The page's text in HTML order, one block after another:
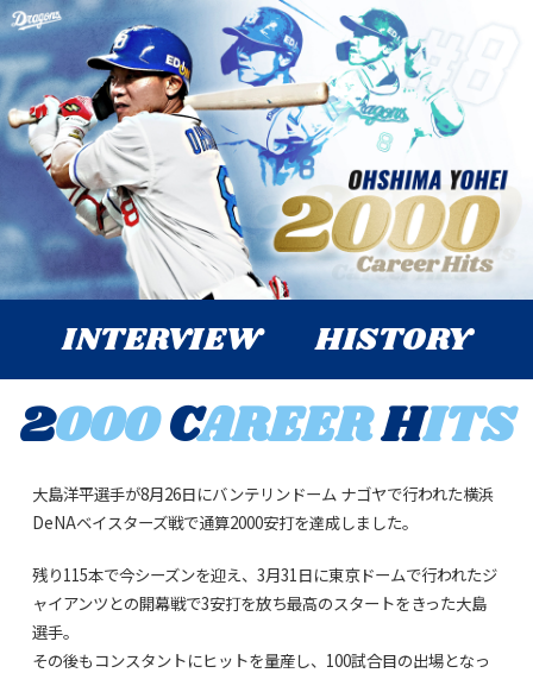
INTERVIEW HISTORY
2000CAREERHITS
大島洋平選手が8月26日にバンテリンドーム ナゴヤで行われた横浜
DeNAベイスターズ戦で通算2000安打を達成しました。
残り115本で今シーズンを迎え、3月31日に東京ドームで行われたジ
ャイアンツとの開幕戦で3安打を放ち最高のスタートをきった大島
選手。
その後もコンスタントにヒットを量産し、100試合目の出場となっ